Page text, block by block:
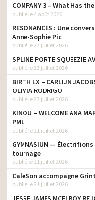
COMPANY 3 – What Has
publié le 4 août 2026
RESONANCES : Une
Anne-Sophie Pic
publié le 27 juillet 2026
SPLINE PORTE SQUEEZIE
publié le 23 juillet 2026
BIRTH LX – CARLIJN
OLIVIA RODRIGO
publié le 23 juillet 2026
KINOU – WELCOME ANA
PML
publié le 21 juillet 2026
GYMNASIUM — Électrifions
tournage
publié le 21 juillet 2026
CaleSon accompagne
publié le 21 juillet 2026
JESSE JAMES MCELROY